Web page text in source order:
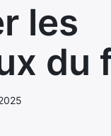
les
du